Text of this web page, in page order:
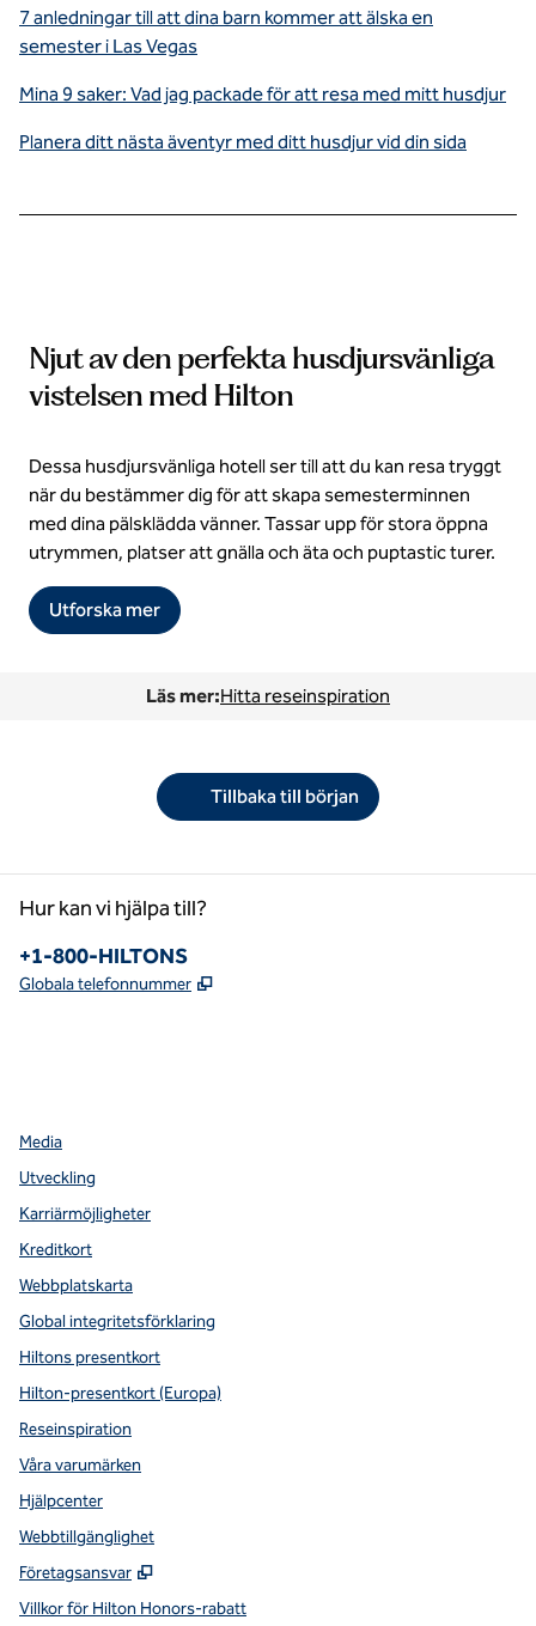
7 anledningar till att dina barn kommer att älska en
semester i Las Vegas
Mina 9 saker: Vad jag packade för att resa med mitt husdjur
Planera ditt nästa äventyr med ditt husdjur vid din sida
Njut av den perfekta husdjursvänliga
vistelsen med Hilton
Dessa husdjursvänliga hotell ser till att du kan resa tryggt
när du bestämmer dig för att skapa semesterminnen
med dina pälsklädda vänner. Tassar upp för stora öppna
utrymmen, platser att gnälla och äta och puptastic turer.
Utforska mer
Läs mer:Hitta reseinspiration
Tillbaka till början
Hur kan vi hjälpa till?
Telefon:
+1-800-HILTONS
Globala telefonnummer ,
Media
Utveckling
Karriärmöjligheter
Kreditkort
Webbplatskarta
Global integritetsförklaring
Hiltons presentkort
Hilton-presentkort (Europa)
Reseinspiration
Våra varumärken
Hjälpcenter
Webbtillgänglighet
Företagsansvar
,
Villkor för Hilton Honors-rabatt